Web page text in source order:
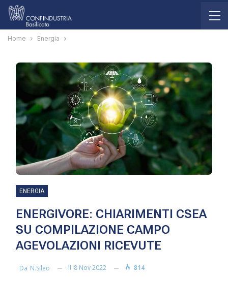
Home Energia
ENERGIA
ENERGIVORE: CHIARIMENTI CSEA
SU COMPILAZIONE CAMPO
AGEVOLAZIONI RICEVUTE
Da N.sileo il 8 Nov 2022 814